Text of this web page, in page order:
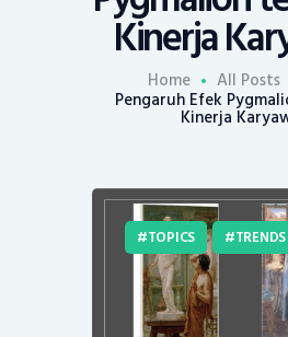
Kinerja
Home All Posts
Pengaruh Efek
Kinerja
TOPICS TRENDS